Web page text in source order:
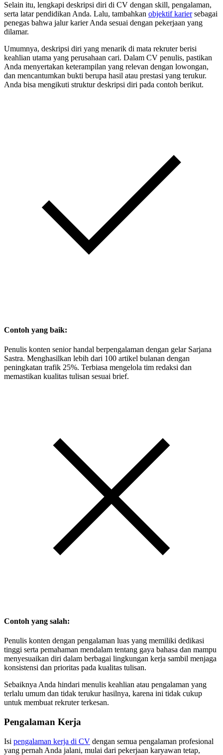
Selain itu, lengkapi deskripsi diri di CV dengan skill, pengalaman,
serta latar pendidikan Anda. Lalu, tambahkan objektif kariersebagai
penegas bahwa jalur karier Anda sesuai dengan pekerjaan yang
dilamar.
Umumnya, deskripsi diri yang menarik di mata rekruter berisi
keahlian utama yang perusahaan cari. Dalam CV penulis, pastikan
Anda menyertakan keterampilan yang relevan dengan lowongan,
dan mencantumkan bukti berupa hasil atau prestasi yang terukur.
Anda bisa mengikuti struktur deskripsi diri pada contoh berikut.
Contoh yang baik:
Penulis konten senior handal berpengalaman dengan gelar Sarjana
Sastra. Menghasilkan lebih dari 100 artikel bulanan dengan
peningkatan trafik 25%. Terbiasa mengelola tim redaksi dan
memastikan kualitas tulisan sesuai brief.
Contoh yang salah:
Penulis konten dengan pengalaman luas yang memiliki dedikasi
tinggi serta pemahaman mendalam tentang gaya bahasa dan mampu
menyesuaikan diri dalam berbagai lingkungan kerja sambil menjaga
konsistensi dan prioritas pada kualitas tulisan.
Sebaiknya Anda hindari menulis keahlian atau pengalaman yang
terlalu umum dan tidak terukur hasilnya, karena ini tidak cukup
untuk membuat rekruter terkesan.
Pengalaman Kerja
Isi pengalaman kerja di CV dengan semua pengalaman profesional
yang pernah Anda jalani, mulai dari pekerjaan karyawan tetap,